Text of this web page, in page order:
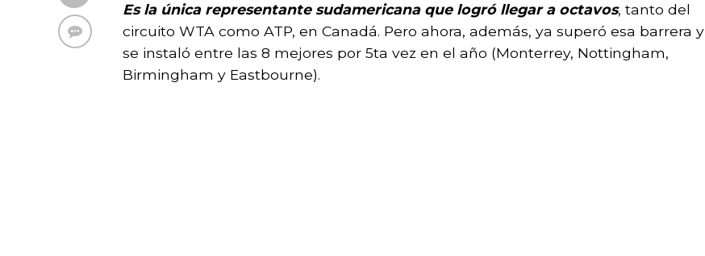
Es la única representante sudamericana que logró llegar a octavos, tanto del
circuito WTA como ATP, en Canadá. Pero ahora, además, ya superó esa barrera y
se instaló entre las 8 mejores por 5ta vez en el año (Monterrey, Nottingham,
Birmingham y Eastbourne).